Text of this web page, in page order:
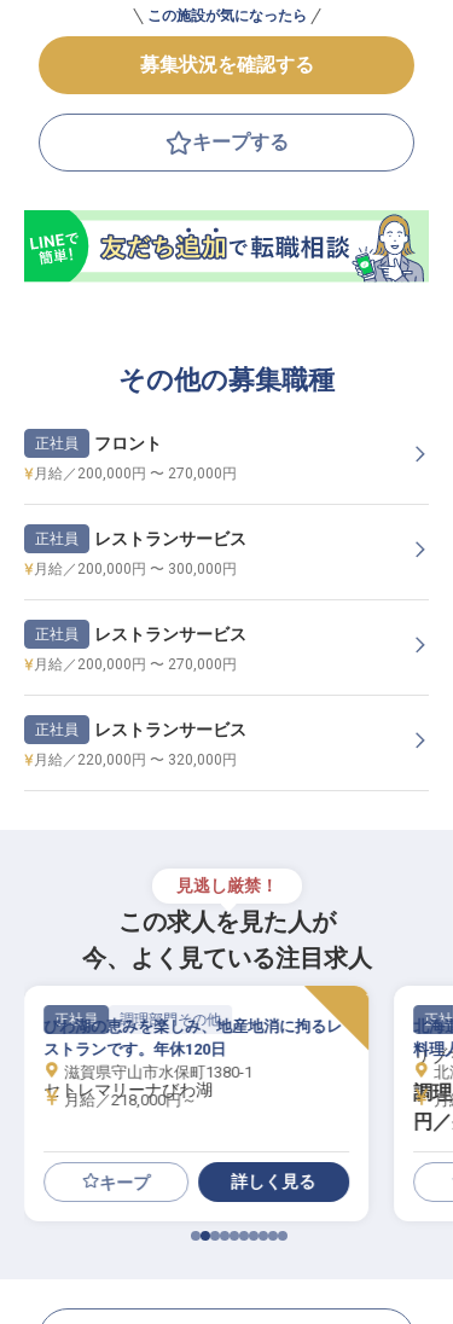
この施設が気になったら
募集状況を確認する
キープする
その他の募集職種
正社員 フロント
月給／200,000円 〜 270,000円
正社員 レストランサービス
月給／200,000円 〜 300,000円
正社員 レストランサービス
月給／200,000円 〜 270,000円
正社員 レストランサービス
月給／220,000円 〜 320,000円
見逃し厳禁！
この求人を見た人が
今、よく見ている注目求人
正社員 調理部門その他
セトレマリーナびわ湖
びわ湖の恵みを楽しみ、地産地消に拘るレ
ストランです。年休120日
滋賀県守山市水保町1380-1
月給／218,000円～
キープ 詳しく見る
正社
リブ
調
円
地／
北海
料理
北
月